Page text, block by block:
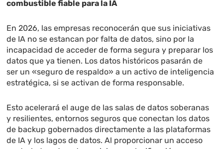
combustible fiable para la IA
En 2026, las empresas reconocerán que sus iniciativas
de IA no se estancan por falta de datos, sino por la
incapacidad de acceder de forma segura y preparar los
datos que ya tienen. Los datos históricos pasarán de
ser un «seguro de respaldo» a un activo de inteligencia
estratégica, si se activan de forma responsable.
Esto acelerará el auge de las salas de datos soberanas
y resilientes, entornos seguros que conectan los datos
de backup gobernados directamente a las plataformas
de IA y los lagos de datos. Al proporcionar un acceso